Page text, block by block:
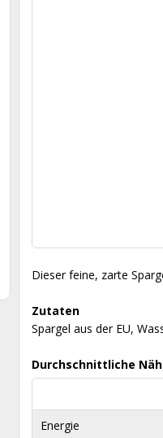
Dieser feine, zarte
Zutaten
Spargel aus der EU,
Durchschnittliche
Energie